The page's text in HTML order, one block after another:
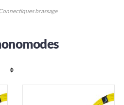
brassage